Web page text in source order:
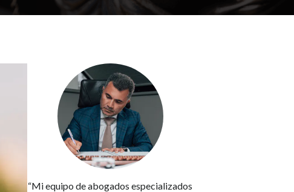
“Mi equipo de abogados especializados